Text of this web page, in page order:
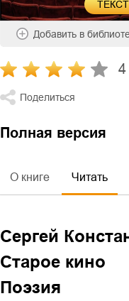
ТЕКСТ
Добавить в
4
Поделиться
Полная версия
О книге Читать
Сергей
Старое кино
Поэзия